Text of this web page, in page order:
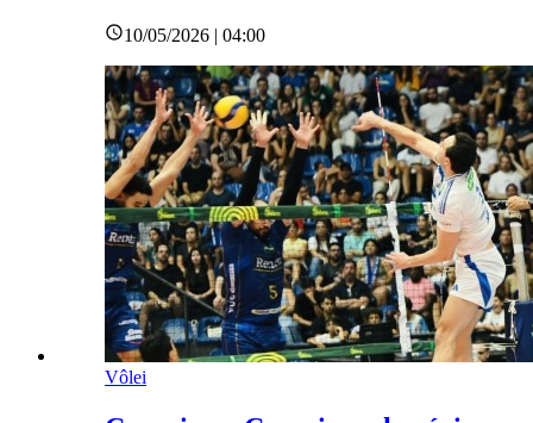
10/05/2026 | 04:00
Vôlei